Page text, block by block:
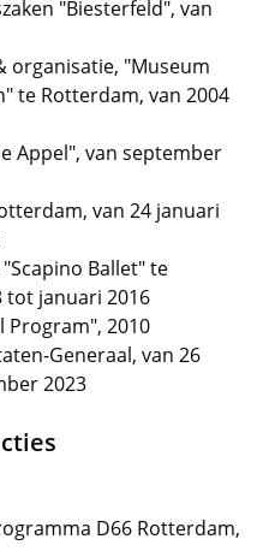
"Biesterfeld", van
organisatie, "Museum
te Rotterdam, van 2004
Appel", van september
van 24 januari
Ballet" te
tot januari 2016
Program", 2010
Generaal, van 26
2023
D66 Rotterdam,